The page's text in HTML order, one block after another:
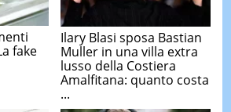
fake
Ilary Blasi sposa Bastian
Muller in una villa extra
lusso della Costiera
Amalfitana: quanto costa
...